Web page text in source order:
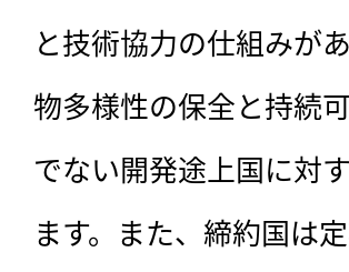
と技術協力の仕組みが
物多様性の保全と持続
でない開発途上国に対
ます。また、締約国は